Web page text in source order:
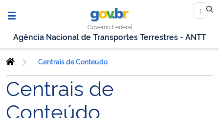
Governo Federal
Agência Nacional de Transportes Terrestres - ANTT
Centrais de Conteúdo
Centrais de
Conteúdo